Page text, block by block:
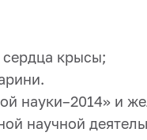
крысы;
науки–2014» и
научной